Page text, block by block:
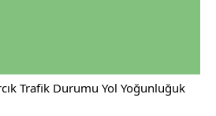
Trafik Durumu Yol Yoğunluğuk